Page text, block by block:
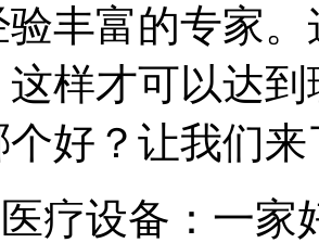
验丰富的专家
样才可以达
好？让我们
疗设备：一